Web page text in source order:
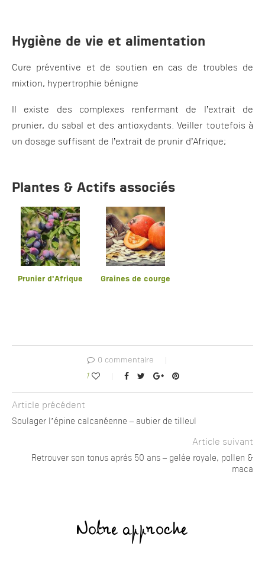
Hygiène de vie et alimentation
Cure préventive et de soutien en cas de troubles de
mixtion, hypertrophie bénigne
Il existe des complexes renfermant de l’extrait de
prunier, du sabal et des antioxydants. Veiller toutefois à
un dosage suffisant de l’extrait de prunir d’Afrique;
Plantes & Actifs associés
Prunier d'Afrique Graines de courge
0 commentaire
1
Article précédent
Soulager l’épine calcanéenne – aubier de tilleul
Article suivant
Retrouver son tonus après 50 ans – gelée royale, pollen &
maca
Notre approche